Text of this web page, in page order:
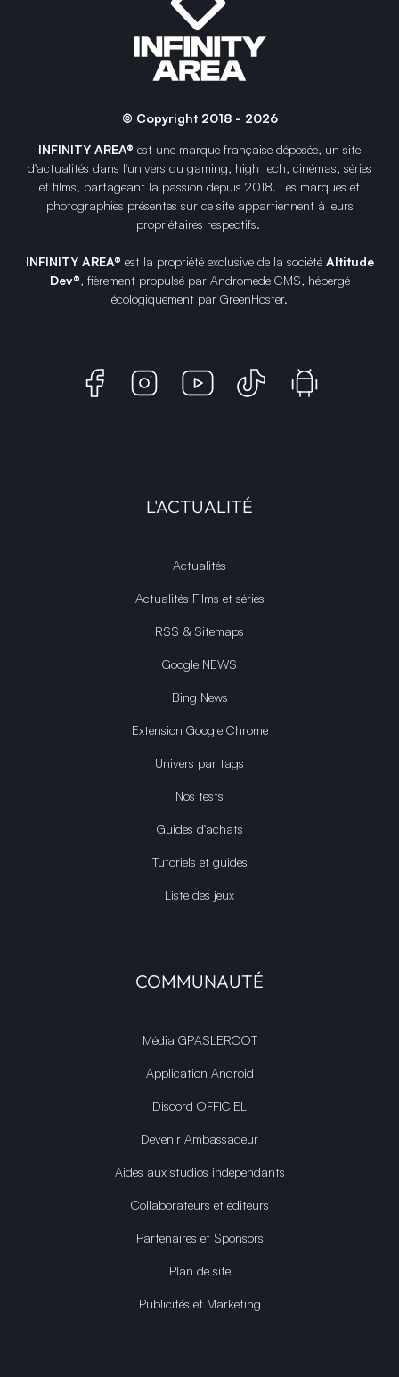
© Copyright 2018 - 2026
INFINITY AREA® est une marque française déposée, un site
d'actualités dans l'univers du gaming, high tech, cinémas, séries
et films, partageant la passion depuis 2018. Les marques et
photographies présentes sur ce site appartiennent à leurs
propriétaires respectifs.
INFINITY AREA® est la propriété exclusive de la société Altitude
Dev®, fièrement propulsé par Andromede CMS, hébergé
écologiquement par GreenHoster.
L'ACTUALITÉ
Actualités
Actualités Films et séries
RSS & Sitemaps
Google NEWS
Bing News
Extension Google Chrome
Univers par tags
Nos tests
Guides d'achats
Tutoriels et guides
Liste des jeux
COMMUNAUTÉ
Média GPASLEROOT
Application Android
Discord OFFICIEL
Devenir Ambassadeur
Aides aux studios indépendants
Collaborateurs et éditeurs
Partenaires et Sponsors
Plan de site
Publicités et Marketing